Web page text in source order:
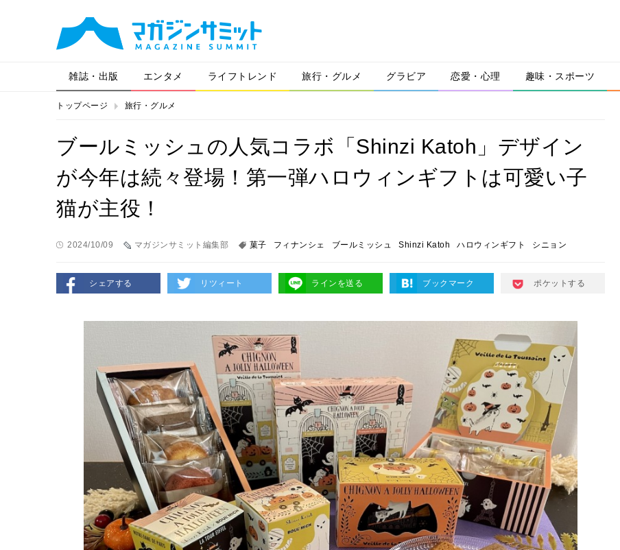
雑誌・出版 エンタメ ライフトレンド 旅行・グルメ グラビア 恋愛・心理 趣味・スポーツ
トップページ 旅行・グルメ
ブールミッシュの人気コラボ「Shinzi Katoh」デザイン
が今年は続々登場！第一弾ハロウィンギフトは可愛い子
猫が主役！
2024/10/09 マガジンサミット編集部 菓子 フィナンシェ ブールミッシュ Shinzi Katoh ハロウィンギフト シニョン
シェアする リツィート ラインを送る ブックマーク ポケットする